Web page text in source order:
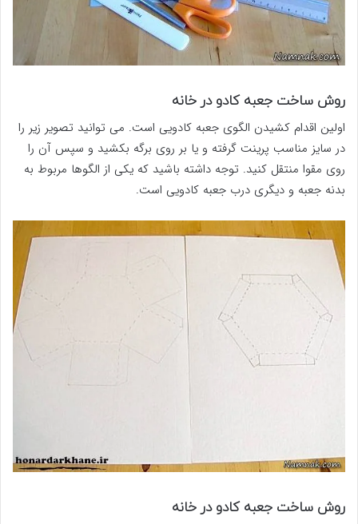
روش ساخت جعبه کادو در خانه
اولین اقدام کشیدن الگوی جعبه کادویی است. می توانید تصویر زیر را
در سایز مناسب پرینت گرفته و یا بر روی برگه بکشید و سپس آن را
روی مقوا منتقل کنید. توجه داشته باشید که یکی از الگوها مربوط به
بدنه جعبه و دیگری درب جعبه کادویی است.
روش ساخت جعبه کادو در خانه